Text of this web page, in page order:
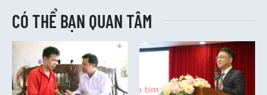
CÓ THỂ BẠN QUAN TÂM